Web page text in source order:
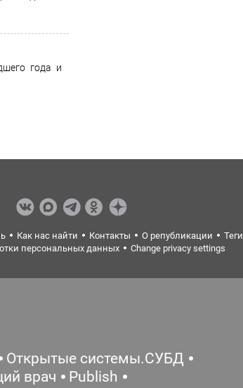
года и
Как нас найти Контакты О републикации
Теги
персональных данных Change privacy settings
Открытые системы.СУБД
врач
Publish